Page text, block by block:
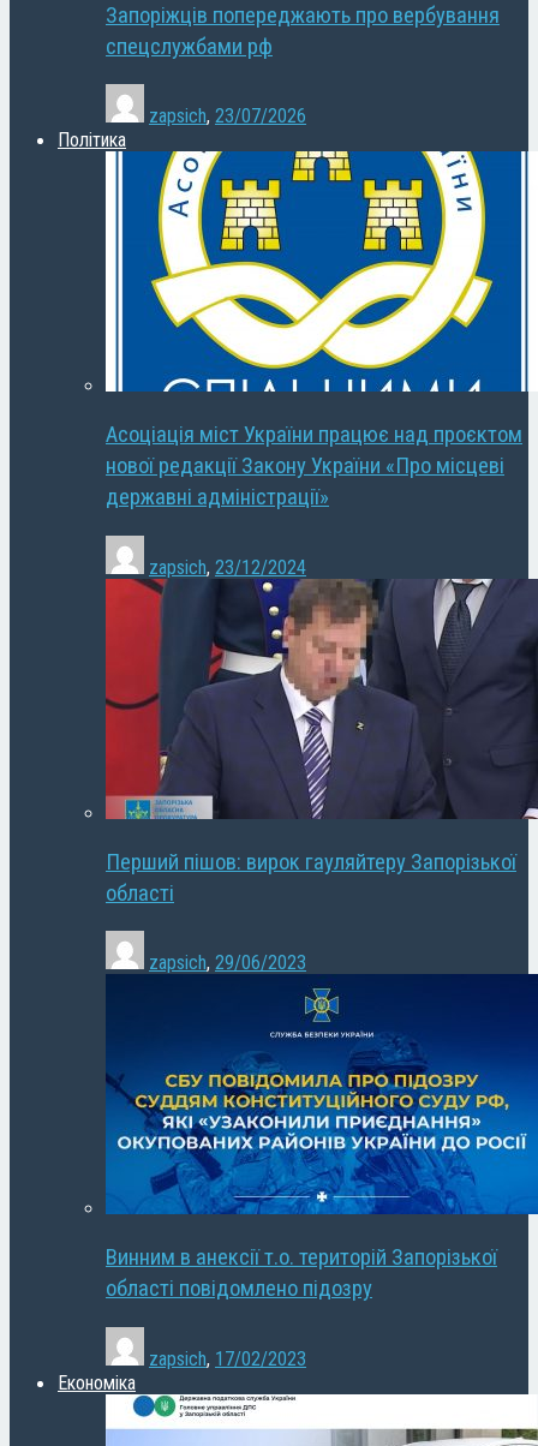
Запоріжців попереджають про вербування
спецслужбами рф
zapsich, 23/07/2026
Політика
Асоціація міст України працює над проєктом
нової редакції Закону України «Про місцеві
державні адміністрації»
zapsich, 23/12/2024
Перший пішов: вирок гауляйтеру Запорізької
області
zapsich, 29/06/2023
Винним в анексії т.о. територій Запорізької
області повідомлено підозру
zapsich, 17/02/2023
Економіка